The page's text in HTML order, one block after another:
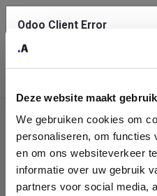
Deze website maakt
We gebruiken cookies om
personaliseren, om functies
en om ons websiteverkeer
informatie over uw gebruik
partners voor social media,
Company
Identification
Please fill in your
Odoo Client Error
service.
See details